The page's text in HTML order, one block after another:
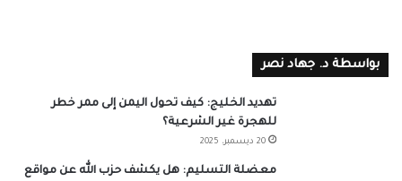
بواسطة د. جهاد نصر
تهديد الخليج: كيف تحول اليمن إلى ممر خطر
للهجرة غير الشرعية؟
20 ديسمبر، 2025
معضلة التسليم: هل يكشف حزب الله عن مواقع